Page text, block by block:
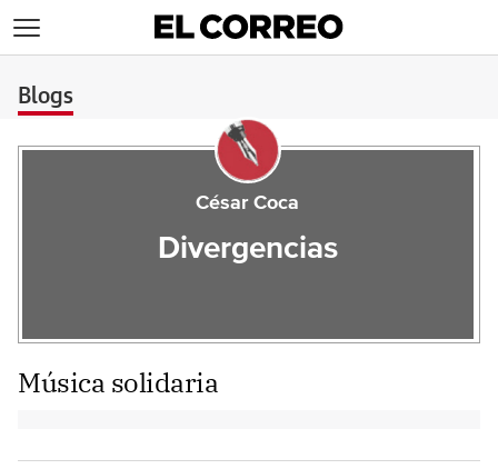
Blogs
César Coca
Divergencias
Música solidaria